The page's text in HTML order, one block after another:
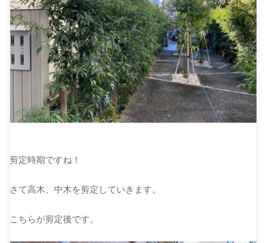
剪定時期ですね！
さて高木、中木を剪定していきます。
こちらが剪定後です。